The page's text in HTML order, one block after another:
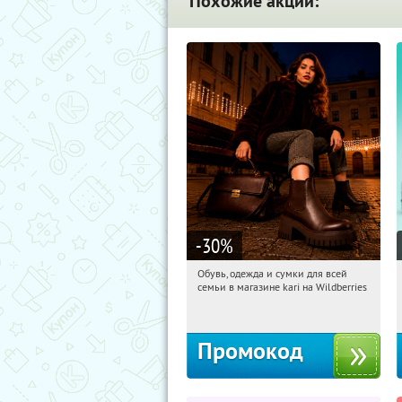
-30%
21:52:29 Получили:
Обувь, одежда и сумки для всей
семьи в магазине kari на Wildberries
Промокод